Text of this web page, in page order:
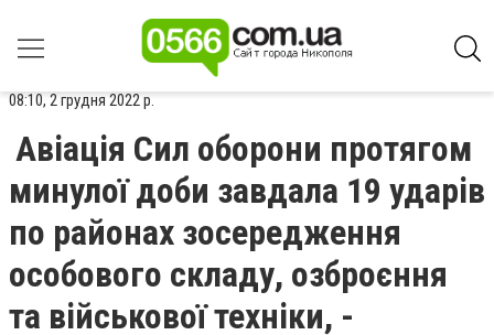
08:10, 2 грудня 2022 р.
Авіація Сил оборони протягом
минулої доби завдала 19 ударів
по районах зосередження
особового складу, озброєння
та військової техніки, -